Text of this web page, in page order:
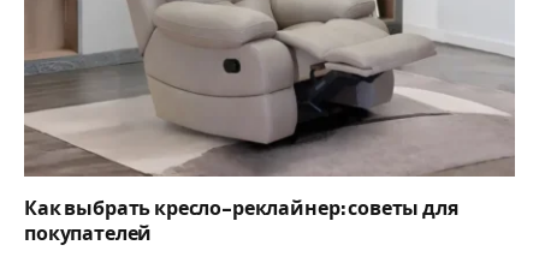
Как выбрать кресло-реклайнер: советы для
покупателей